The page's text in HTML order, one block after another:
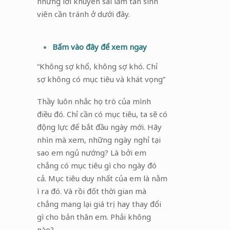
viên cần tránh ở dưới đây.
Bấm vào đây để xem ngay
“Không sợ khổ, không sợ khó. Chỉ
sợ không có mục tiêu và khát vọng”
Thầy luôn nhắc họ trò của mình
điều đó. Chỉ cần có mục tiêu, ta sẽ có
động lực để bắt đầu ngày mới. Hãy
nhìn mà xem, những ngày nghỉ tại
sao em ngủ nướng? Là bởi em
chẳng có mục tiêu gì cho ngày đó
cả. Mục tiêu duy nhất của em là nằm
ì ra đó. Và rồi đốt thời gian mà
chẳng mang lại giá trị hay thay đổi
gì cho bản thân em. Phải không